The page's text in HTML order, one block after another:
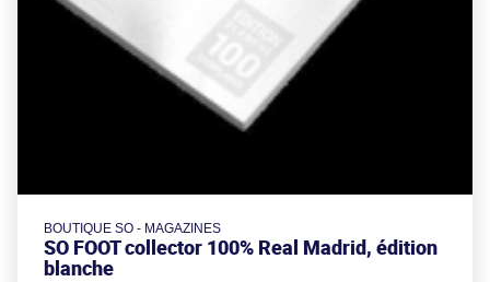
BOUTIQUE SO - MAGAZINES
SO FOOT collector 100% Real Madrid, édition
blanche